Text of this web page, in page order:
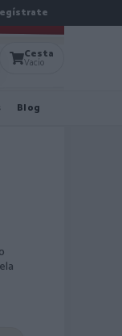
Cesta
Vacío
Blog